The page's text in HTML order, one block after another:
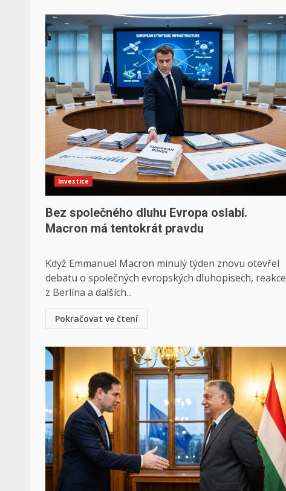
Investice
Bez společného dluhu Evropa oslabí.
Macron má tentokrát pravdu
Když Emmanuel Macron minulý týden znovu otevřel
debatu o společných evropských dluhopisech, reakce
z Berlína a dalších...
Pokračovat ve čtení